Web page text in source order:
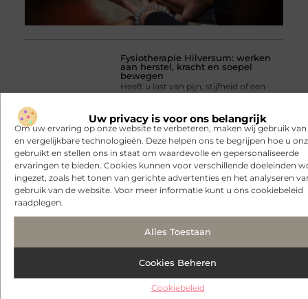
Uw privacy is voor ons belangrijk
Om uw ervaring op onze website te verbeteren, maken wij gebruik van
en vergelijkbare technologieën. Deze helpen ons te begrijpen hoe u
gebruikt en stellen ons in staat om waardevolle en gepersonaliseerde
ervaringen te bieden. Cookies kunnen voor verschillende doeleinden
ingezet, zoals het tonen van gerichte advertenties en het analyseren
gebruik van de website. Voor meer informatie kunt u ons cookiebeleid
raadplegen.
Alles Toestaan
Cookies Beheren
Cookiebeleid
Fysiotherapie Hilversum: werken
aan herstel, kracht en soepel
bewegen
Heeft u last van pijn, stijfheid of een
om uw lichaam weer sterker, soepeler
en beter belastbaar te maken.
Fysiotherapie is gericht op het
verminderen